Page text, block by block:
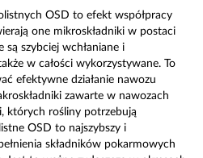
OSD to efekt współpracy
one mikroskładniki w postaci
są szybciej wchłaniane i
w całości wykorzystywane. To
efektywne działanie nawozu
zawarte w nawozach
których rośliny potrzebują
OSD to najszybszy i
składników pokarmowych